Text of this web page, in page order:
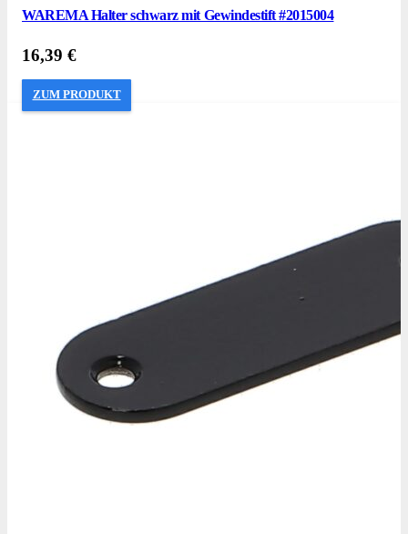
WAREMA Halter schwarz mit Gewindestift #2015004
16,39 €
ZUM PRODUKT